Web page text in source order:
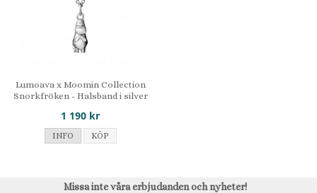
Lumoava x Moomin Collection
Snorkfröken - Halsband i silver
1 190 kr
INFO KÖP
Missa inte våra erbjudanden och nyheter!